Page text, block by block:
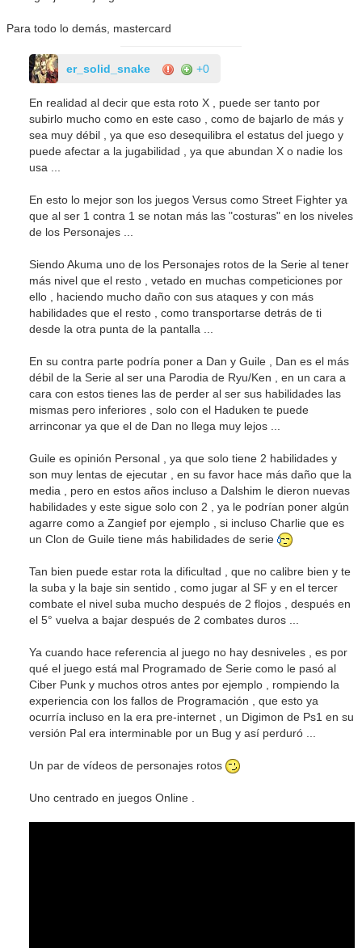
Para todo lo demás, mastercard
er_solid_snake +0
En realidad al decir que esta roto X , puede ser tanto por
subirlo mucho como en este caso , como de bajarlo de más y
sea muy débil , ya que eso desequilibra el estatus del juego y
puede afectar a la jugabilidad , ya que abundan X o nadie los
usa ...
En esto lo mejor son los juegos Versus como Street Fighter ya
que al ser 1 contra 1 se notan más las "costuras" en los niveles
de los Personajes ...
Siendo Akuma uno de los Personajes rotos de la Serie al tener
más nivel que el resto , vetado en muchas competiciones por
ello , haciendo mucho daño con sus ataques y con más
habilidades que el resto , como transportarse detrás de ti
desde la otra punta de la pantalla ...
En su contra parte podría poner a Dan y Guile , Dan es el más
débil de la Serie al ser una Parodia de Ryu/Ken , en un cara a
cara con estos tienes las de perder al ser sus habilidades las
mismas pero inferiores , solo con el Haduken te puede
arrinconar ya que el de Dan no llega muy lejos ...
Guile es opinión Personal , ya que solo tiene 2 habilidades y
son muy lentas de ejecutar , en su favor hace más daño que la
media , pero en estos años incluso a Dalshim le dieron nuevas
habilidades y este sigue solo con 2 , ya le podrían poner algún
agarre como a Zangief por ejemplo , si incluso Charlie que es
un Clon de Guile tiene más habilidades de serie
Tan bien puede estar rota la dificultad , que no calibre bien y te
la suba y la baje sin sentido , como jugar al SF y en el tercer
combate el nivel suba mucho después de 2 flojos , después en
el 5° vuelva a bajar después de 2 combates duros ...
Ya cuando hace referencia al juego no hay desniveles , es por
qué el juego está mal Programado de Serie como le pasó al
Ciber Punk y muchos otros antes por ejemplo , rompiendo la
experiencia con los fallos de Programación , que esto ya
ocurría incluso en la era pre-internet , un Digimon de Ps1 en su
versión Pal era interminable por un Bug y así perduró ...
Un par de vídeos de personajes rotos
Uno centrado en juegos Online .